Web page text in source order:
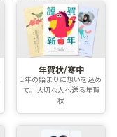
年賀状/寒中
1年の始まりに想いを込め
て。大切な人へ送る年賀
状